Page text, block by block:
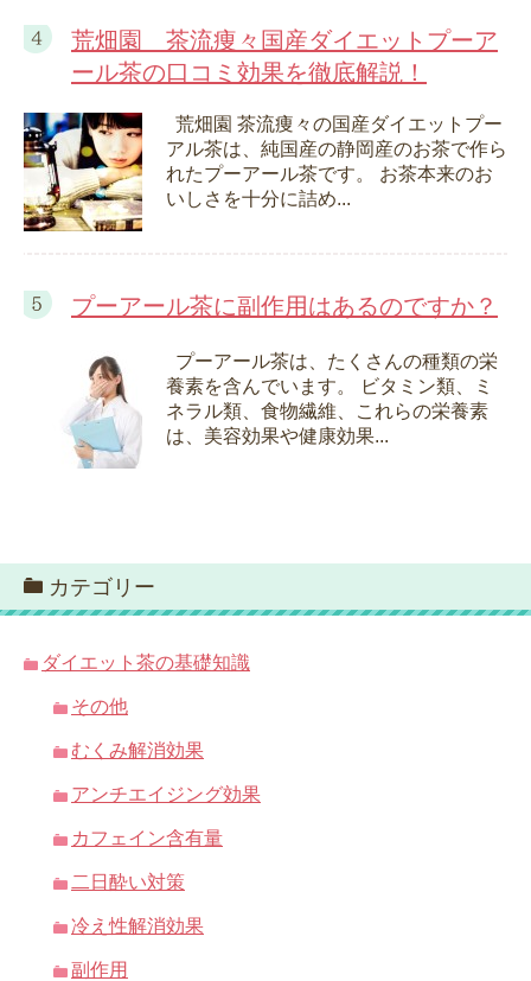
荒畑園 茶流痩々国産ダイエットプーア
ール茶の口コミ効果を徹底解説！
荒畑園 茶流痩々の国産ダイエットプー
アル茶は、純国産の静岡産のお茶で作ら
れたプーアール茶です。 お茶本来のお
いしさを十分に詰め...
プーアール茶に副作用はあるのですか？
プーアール茶は、たくさんの種類の栄
養素を含んでいます。 ビタミン類、ミ
ネラル類、食物繊維、これらの栄養素
は、美容効果や健康効果...
カテゴリー
ダイエット茶の基礎知識
その他
むくみ解消効果
アンチエイジング効果
カフェイン含有量
二日酔い対策
冷え性解消効果
副作用